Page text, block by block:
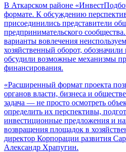
В Аткарском районе
формате. К обсуждению
присоединились представители
предпринимательского
варианты вовлечения
хозяйственный оборот,
обсудили возможные механизмы
финансирования.
«Расширенный формат проекта
органов власти, бизнеса и
задача — не просто осмотреть
определить их перспективы,
инвестиционные предложения и
возвращения площадок в
директор Корпорации развития
Александр Храпугин.